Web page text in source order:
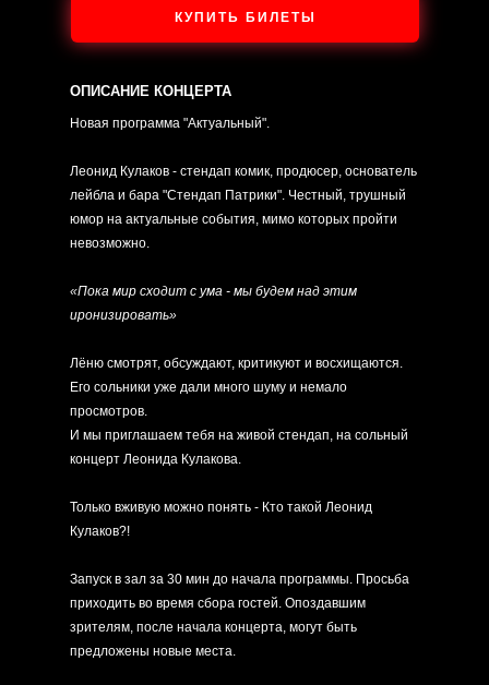
Новая программа "Актуальный".
Леонид Кулаков - стендап комик, продюсер, основатель
лейбла и бара "Стендап Патрики". Честный, трушный
юмор на актуальные события, мимо которых пройти
невозможно.
«Пока мир сходит с ума - мы будем над этим
иронизировать»
Лёню смотрят, обсуждают, критикуют и восхищаются.
Его сольники уже дали много шуму и немало
просмотров.
И мы приглашаем тебя на живой стендап, на сольный
концерт Леонида Кулакова.
Только вживую можно понять - Кто такой Леонид
Кулаков?!
Запуск в зал за 30 мин до начала программы. Просьба
приходить во время сбора гостей. Опоздавшим
зрителям, после начала концерта, могут быть
предложены новые места.
ОПИСАНИЕ КОНЦЕРТА
КУПИТЬ БИЛЕТЫ